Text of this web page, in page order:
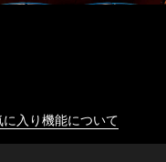
に入り機能について